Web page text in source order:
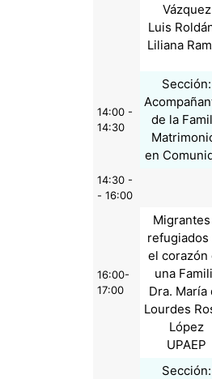
Vázquez
Luis
Liliana
14:00 -
14:30
Sección:
de la
en
14:30 -
- 16:00
16:00-
17:00
refugiados
el corazón
una
Dra. María
Lourdes
López
UPAEP
Sección: